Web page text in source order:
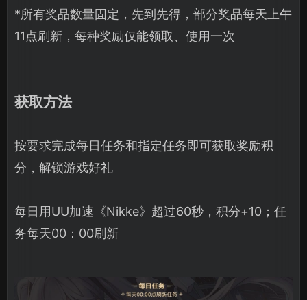
*所有奖品数量固定，先到先得，部分奖品每天上午
11点刷新，每种奖励仅能领取、使用一次
获取方法
按要求完成每日任务和指定任务即可获取奖励积
分，解锁游戏好礼
每日用UU加速《Nikke》超过60秒，积分+10；任
务每天00：00刷新